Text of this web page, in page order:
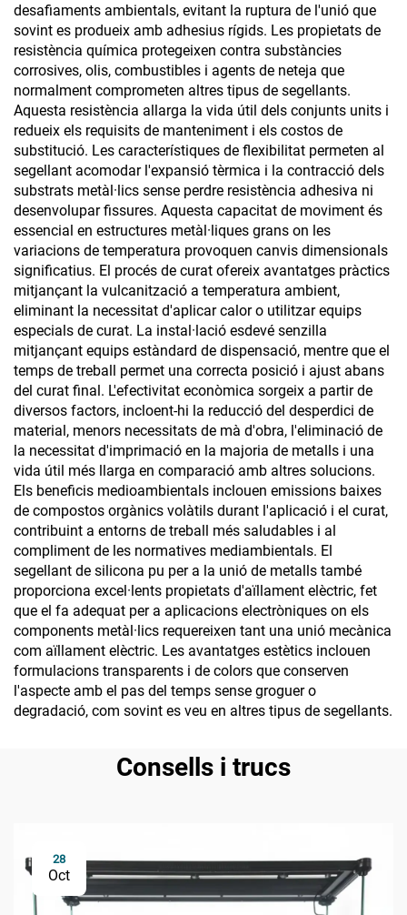
desafiaments ambientals, evitant la ruptura de l'unió que
sovint es produeix amb adhesius rígids. Les propietats de
resistència química protegeixen contra substàncies
corrosives, olis, combustibles i agents de neteja que
normalment comprometen altres tipus de segellants.
Aquesta resistència allarga la vida útil dels conjunts units i
redueix els requisits de manteniment i els costos de
substitució. Les característiques de flexibilitat permeten al
segellant acomodar l'expansió tèrmica i la contracció dels
substrats metàl·lics sense perdre resistència adhesiva ni
desenvolupar fissures. Aquesta capacitat de moviment és
essencial en estructures metàl·liques grans on les
variacions de temperatura provoquen canvis dimensionals
significatius. El procés de curat ofereix avantatges pràctics
mitjançant la vulcanització a temperatura ambient,
eliminant la necessitat d'aplicar calor o utilitzar equips
especials de curat. La instal·lació esdevé senzilla
mitjançant equips estàndard de dispensació, mentre que el
temps de treball permet una correcta posició i ajust abans
del curat final. L'efectivitat econòmica sorgeix a partir de
diversos factors, incloent-hi la reducció del desperdici de
material, menors necessitats de mà d'obra, l'eliminació de
la necessitat d'imprimació en la majoria de metalls i una
vida útil més llarga en comparació amb altres solucions.
Els beneficis medioambientals inclouen emissions baixes
de compostos orgànics volàtils durant l'aplicació i el curat,
contribuint a entorns de treball més saludables i al
compliment de les normatives mediambientals. El
segellant de silicona pu per a la unió de metalls també
proporciona excel·lents propietats d'aïllament elèctric, fet
que el fa adequat per a aplicacions electròniques on els
components metàl·lics requereixen tant una unió mecànica
com aïllament elèctric. Les avantatges estètics inclouen
formulacions transparents i de colors que conserven
l'aspecte amb el pas del temps sense groguer o
degradació, com sovint es veu en altres tipus de segellants.
Consells i trucs
28
Oct